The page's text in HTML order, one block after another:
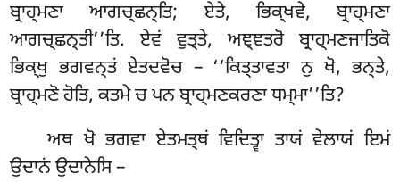
ਬ੍ਰਾਹ੍ਮਣਾ ਆਗਚ੍ਛਨ੍ਤਿ; ਏਤੇ, ਭਿਕ੍ਖਵੇ, ਬ੍ਰਾਹ੍ਮਣਾ
ਆਗਚ੍ਛਨ੍ਤੀ’’ਤਿ. ਏਵਂ ਵੁਤ੍ਤੇ, ਅਞ੍ਞਤਰੋ ਬ੍ਰਾਹ੍ਮਣਜਾਤਿਕੋ
ਭਿਕ੍ਖੁ ਭਗਵਨ੍ਤਂ ਏਤਦਵੋਚ – ‘‘ਕਿਤ੍ਤਾਵਤਾ ਨੁ ਖੋ, ਭਨ੍ਤੇ,
ਬ੍ਰਾਹ੍ਮਣੋ ਹੋਤਿ, ਕਤਮੇ ਚ ਪਨ ਬ੍ਰਾਹ੍ਮਣਕਰਣਾ ਧਮ੍ਮਾ’’ਤਿ?
ਅਥ ਖੋ ਭਗਵਾ ਏਤਮਤ੍ਥਂ ਵਿਦਿਤ੍ਵਾ ਤਾਯਂ ਵੇਲਾਯਂ ਇਮਂ
ਉਦਾਨਂ ਉਦਾਨੇਸਿ –